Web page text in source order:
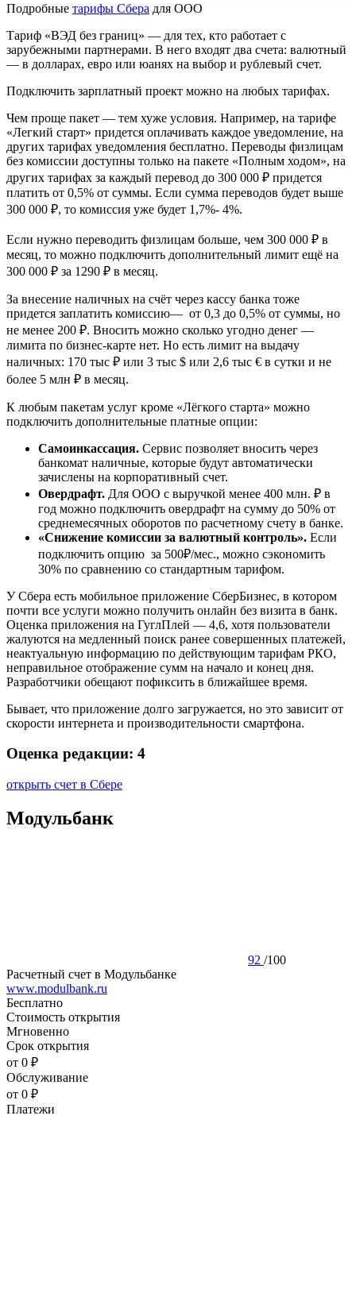
Подробные тарифы Сбера для ООО
Тариф «ВЭД без границ» — для тех, кто работает с
зарубежными партнерами. В него входят два счета: валютный
— в долларах, евро или юанях на выбор и рублевый счет.
Подключить зарплатный проект можно на любых тарифах.
Чем проще пакет — тем хуже условия. Например, на тарифе
«Легкий старт» придется оплачивать каждое уведомление, на
других тарифах уведомления бесплатно. Переводы физлицам
без комиссии доступны только на пакете «Полным ходом», на
других тарифах за каждый перевод до 300 000 ₽ придется
платить от 0,5% от суммы. Если сумма переводов будет выше
300 000 ₽, то комиссия уже будет 1,7%- 4%.
Если нужно переводить физлицам больше, чем 300 000 ₽ в
месяц, то можно подключить дополнительный лимит ещё на
300 000 ₽ за 1290 ₽ в месяц.
За внесение наличных на счёт через кассу банка тоже
придется заплатить комиссию— от 0,3 до 0,5% от суммы, но
не менее 200 ₽. Вносить можно сколько угодно денег —
лимита по бизнес-карте нет. Но есть лимит на выдачу
наличных: 170 тыс ₽ или 3 тыс $ или 2,6 тыс € в сутки и не
более 5 млн ₽ в месяц.
К любым пакетам услуг кроме «Лёгкого старта» можно
подключить дополнительные платные опции:
Самоинкассация. Сервис позволяет вносить через
банкомат наличные, которые будут автоматически
зачислены на корпоративный счет.
Овердрафт. Для ООО с выручкой менее 400 млн. ₽ в
год можно подключить овердрафт на сумму до 50% от
среднемесячных оборотов по расчетному счету в банке.
«Снижение комиссии за валютный контроль». Если
подключить опцию за 500₽/мес., можно сэкономить
30% по сравнению со стандартным тарифом.
У Сбера есть мобильное приложение СберБизнес, в котором
почти все услуги можно получить онлайн без визита в банк.
Оценка приложения на ГуглПлей — 4,6, хотя пользователи
жалуются на медленный поиск ранее совершенных платежей,
неактуальную информацию по действующим тарифам РКО,
неправильное отображение сумм на начало и конец дня.
Разработчики обещают пофиксить в ближайшее время.
Бывает, что приложение долго загружается, но это зависит от
скорости интернета и производительности смартфона.
Оценка редакции: 4
открыть счет в Сбере
Модульбанк
92 /100
Расчетный счет в Модульбанке
www.modulbank.ru
Бесплатно
Стоимость открытия
Мгновенно
Срок открытия
от 0 ₽
Обслуживание
от 0 ₽
Платежи